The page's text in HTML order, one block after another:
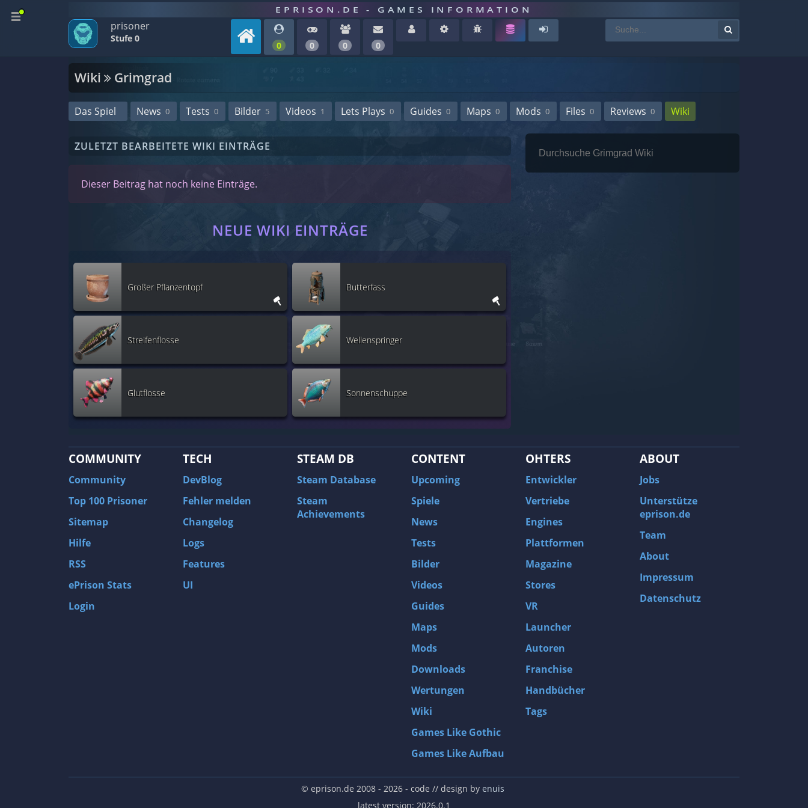
EPRISON.DE - GAMES INFORMATION
prisoner
Stufe 0
0 0 0 0
Wiki Grimgrad
Das Spiel News 0 Tests 0 Bilder 5 Videos 1 Lets Plays 0 Guides 0 Maps 0 Mods 0 Files 0 Reviews 0 Wiki
ZULETZT BEARBEITETE WIKI EINTRÄGE
Dieser Beitrag hat noch keine Einträge.
NEUE WIKI EINTRÄGE
Großer Pflanzentopf Butterfass
Streifenflosse Wellenspringer
Glutflosse Sonnenschuppe
COMMUNITY
Community
Top 100 Prisoner
Sitemap
Hilfe
RSS
ePrison Stats
Login
TECH
DevBlog
Fehler melden
Changelog
Logs
Features
UI
STEAM DB
Steam Database
Steam
Achievements
CONTENT
Upcoming
Spiele
News
Tests
Bilder
Videos
Guides
Maps
Mods
Downloads
Wertungen
Wiki
Games Like Gothic
Games Like Aufbau
OHTERS
Entwickler
Vertriebe
Engines
Plattformen
Magazine
Stores
VR
Launcher
Autoren
Franchise
Handbücher
Tags
ABOUT
Jobs
Unterstütze
eprison.de
Team
About
Impressum
Datenschutz
© eprison.de 2008 - 2026- code // design by enuis
latest version: 2026.0.1